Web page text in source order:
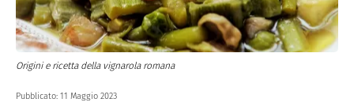
Origini e ricetta della vignarola romana
Pubblicato: 11 Maggio 2023